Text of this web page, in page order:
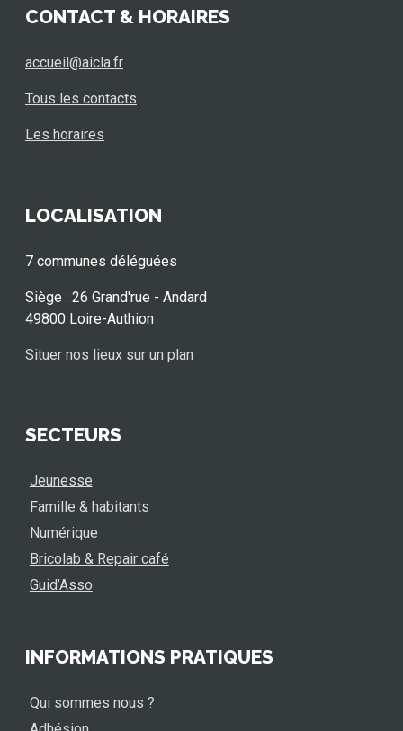
CONTACT & HORAIRES
accueil@aicla.fr
Tous les contacts
Les horaires
LOCALISATION
7 communes déléguées
Siège : 26 Grand'rue - Andard
49800 Loire-Authion
Situer nos lieux sur un plan
SECTEURS
Jeunesse
Famille & habitants
Numérique
Bricolab & Repair café
Guid’Asso
INFORMATIONS PRATIQUES
Qui sommes nous ?